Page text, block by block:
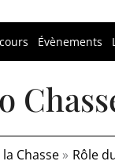
Évènements
Chasse
Rôle